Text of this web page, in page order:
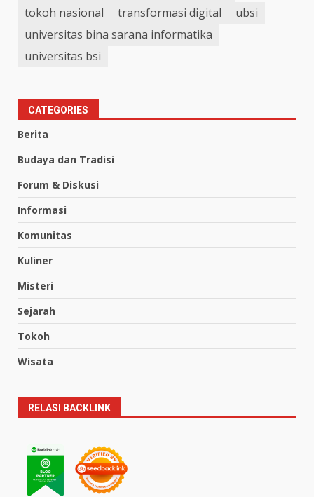
tokoh nasional
transformasi digital
ubsi
universitas bina sarana informatika
universitas bsi
CATEGORIES
Berita
Budaya dan Tradisi
Forum & Diskusi
Informasi
Komunitas
Kuliner
Misteri
Sejarah
Tokoh
Wisata
RELASI BACKLINK